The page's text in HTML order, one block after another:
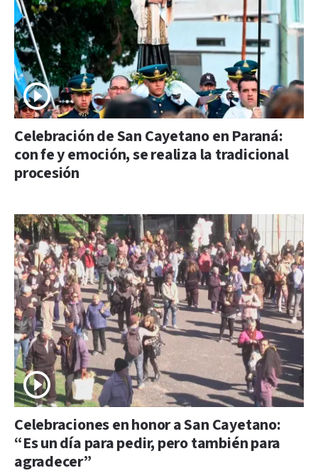
Celebración de San Cayetano en Paraná:
con fe y emoción, se realiza la tradicional
procesión
Celebraciones en honor a San Cayetano:
“Es un día para pedir, pero también para
agradecer”